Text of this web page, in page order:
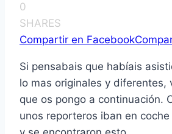
0
SHARES
Compartir en Facebook
Si pensabais que habí­ais
lo mas originales y diferentes,
que os pongo a continuación.
unos reporteros iban en